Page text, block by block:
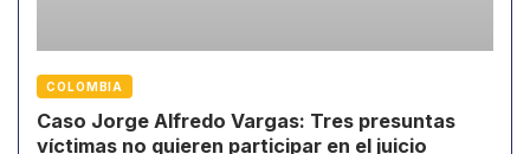
COLOMBIA
Caso Jorge Alfredo Vargas: Tres presuntas
víctimas no quieren participar en el juicio